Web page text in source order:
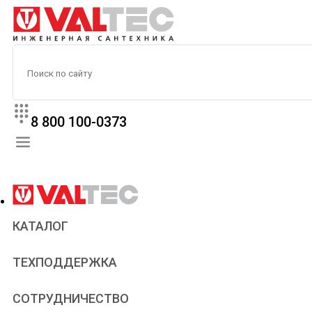
8 800 100-0373
КАТАЛОГ
ТЕХПОДДЕРЖКА
Паспорта и сертификаты
Статьи
СОТРУДНИЧЕСТВО
Сантехникам